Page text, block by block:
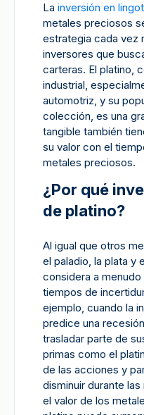
La inversión en
metales preciosos
estrategia cada vez
inversores que
carteras. El platino,
industrial,
automotriz, y su
colección, es una
tangible también
su valor con el
metales preciosos.
¿Por qué
de platino?
Al igual que otros
el paladio, la plata y
considera a
tiempos de
ejemplo, cuando la
predice una
trasladar parte de
primas como el
de las acciones y
disminuir durante
el valor de los